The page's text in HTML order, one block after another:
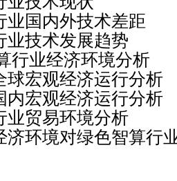
内外技术差距
术发展趋势
业经济环境分析
观经济运行分析
观经济运行分析
易环境分析
对绿色智算行业